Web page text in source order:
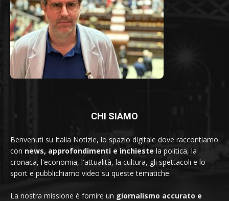
CHI SIAMO
Benvenuti su Italia Notizie, lo spazio digitale dove raccontiamo
con news, approfondimenti e inchieste la politica, la
cronaca, l'economia, l'attualità, la cultura, gli spettacoli e lo
sport e pubblichiamo video su queste tematiche.
La nostra missione è fornire un giornalismo accurato e